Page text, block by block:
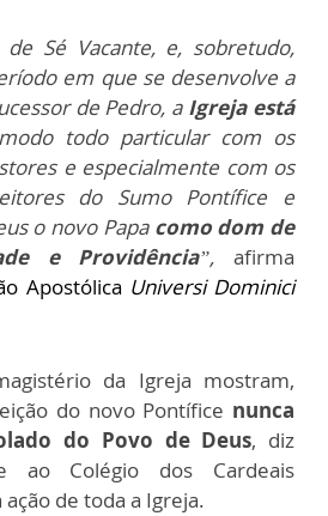
Sé Vacante, e, sobretudo,
em que se desenvolve a
de Pedro, a Igreja está
todo particular com os
e especialmente com os
do Sumo Pontífice e
o novo Papa como dom de
e Providência”, afirma
Apostólica Universi Dominici
da Igreja mostram,
do novo Pontífice nunca
do Povo de Deus, diz
ao Colégio dos Cardeais
de toda a Igreja.